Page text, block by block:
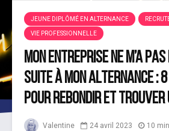
JEUNE DIPLÔMÉ EN ALTERNANCE
VIE PROFESSIONNELLE
Mon entreprise ne m’a
suite à mon alternance :
pour rebondir et trouver
Valentine 24 avril 2023 10